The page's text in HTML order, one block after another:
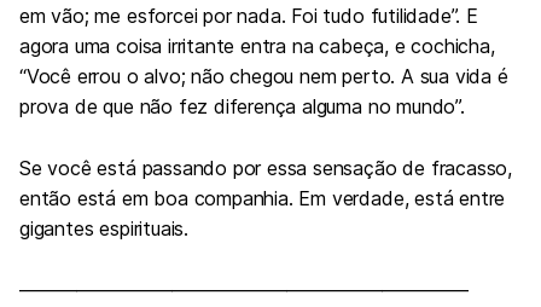
em vão; me esforcei por nada. Foi tudo futilidade”. E
agora uma coisa irritante entra na cabeça, e cochicha,
“Você errou o alvo; não chegou nem perto. A sua vida é
prova de que não fez diferença alguma no mundo”.
Se você está passando por essa sensação de fracasso,
então está em boa companhia. Em verdade, está entre
gigantes espirituais.
———————————————————————–